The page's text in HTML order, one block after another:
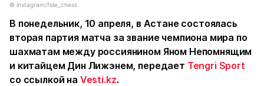
© instagram/fide_chess
В понедельник, 10 апреля, в Астане состоялась
вторая партия матча за звание чемпиона мира по
шахматам между россиянином Яном Непомнящим
и китайцем Дин Лижэнем, передает Tengri Sport
со ссылкой на Vesti.kz.